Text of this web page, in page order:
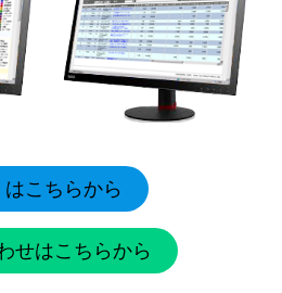
こちらから
せはこちらから